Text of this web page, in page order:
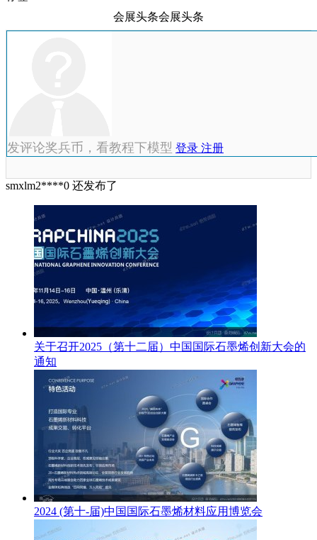
会展头条会展头条
发评论奖兵币，看教程下模型 登录 注册
smxlm2****0 还发布了
关于召开2025（第十二届）中国国际石墨烯创新大会的
通知
2024 (第十-届)中国国际石墨烯材料应用博览会